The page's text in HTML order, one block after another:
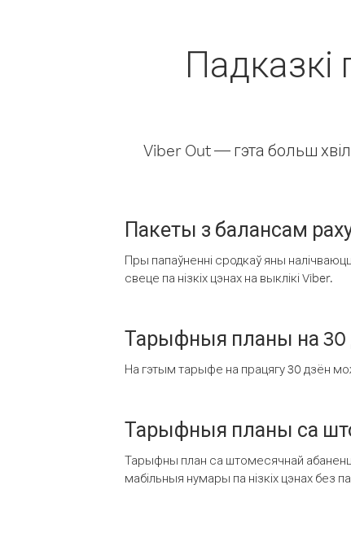
Падказкі
Viber Out — гэта больш
Пакеты з балансам
Пры папаўненні сродкаў яны
свеце па нізкіх цэнах на выклікі Viber.
Тарыфныя планы на 30
На гэтым тарыфе на працягу 30 дзён
Тарыфныя планы са
Тарыфны план са штомесячнай
мабільныя нумары па нізкіх цэнах без